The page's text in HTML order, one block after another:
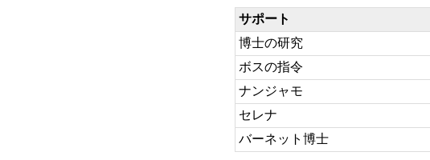
サポート
博士の研究
ボスの指令
ナンジャモ
セレナ
バーネット博士